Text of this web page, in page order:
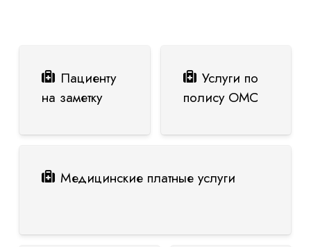
Пациенту
на заметку
Услуги по
полису ОМС
Медицинские платные услуги